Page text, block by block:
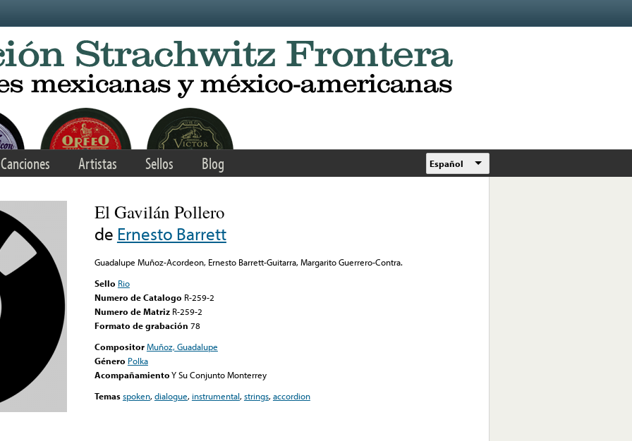
Canciones Artistas Sellos Blog Español
El Gavilán Pollero
de Ernesto Barrett
Guadalupe Muñoz-Acordeon, Ernesto Barrett-Guitarra, Margarito Guerrero-Contra.
Sello Rio
Numero de Catalogo R-259-2
Numero de Matriz R-259-2
Formato de grabación 78
CompositorMuñoz, Guadalupe
Género Polka
AcompañamientoY Su Conjunto Monterrey
Temasspoken,dialogue, instrumental,strings,accordion